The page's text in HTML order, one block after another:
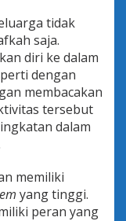
tidak
saja.
diri ke dalam
dengan
membacakan
tersebut
dalam
memiliki
yang tinggi.
peran yang